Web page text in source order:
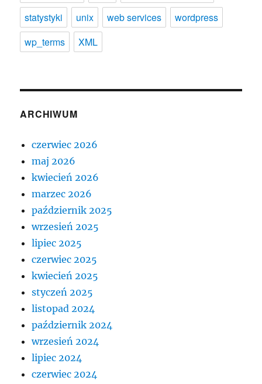
statystyki
unix web services
wordpress
wp_terms
XML
ARCHIWUM
czerwiec 2026
maj 2026
kwiecień 2026
marzec 2026
październik 2025
wrzesień 2025
lipiec 2025
czerwiec 2025
kwiecień 2025
styczeń 2025
listopad 2024
październik 2024
wrzesień 2024
lipiec 2024
czerwiec 2024